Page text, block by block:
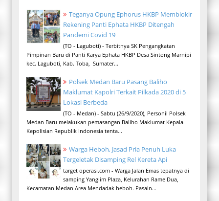
Teganya Opung Ephorus HKBP Memblokir
Rekening Panti Ephata HKBP Ditengah
Pandemi Covid 19
(TO - Laguboti) - Terbitnya SK Pengangkatan
Pimpinan Baru di Panti Karya Ephata HKBP Desa Sintong Marnipi
kec. Laguboti, Kab. Toba, Sumater...
Polsek Medan Baru Pasang Baliho
Maklumat Kapolri Terkait Pilkada 2020 di 5
Lokasi Berbeda
(TO - Medan) - Sabtu (26/9/2020), Personil Polsek
Medan Baru melakukan pemasangan Baliho Maklumat Kepala
Kepolisian Republik Indonesia tenta...
Warga Heboh, Jasad Pria Penuh Luka
Tergeletak Disamping Rel Kereta Api
target operasi.com - Warga Jalan Emas tepatnya di
samping Yanglim Plaza, Kelurahan Rame Dua,
Kecamatan Medan Area Mendadak heboh. Pasaln...